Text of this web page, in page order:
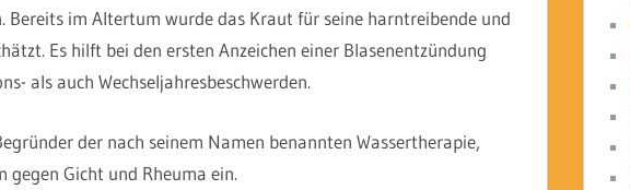
Bereits im Altertum wurde das Kraut für seine harntreibende und
Es hilft bei den ersten Anzeichen einer Blasenentzündung
als auch Wechseljahresbeschwerden.
der nach seinem Namen benannten Wassertherapie,
gegen Gicht und Rheuma ein.